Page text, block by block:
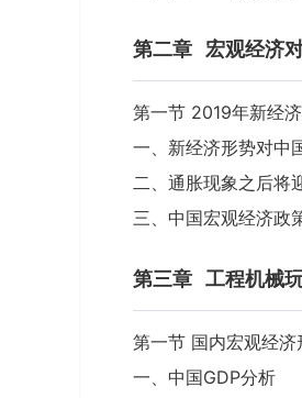
第二章 宏观经济
第一节 2019年新经
一、新经济形势对中
二、通胀现象之后将
三、中国宏观经济政
第三章 工程机械
第一节 国内宏观经济
一、中国GDP分析